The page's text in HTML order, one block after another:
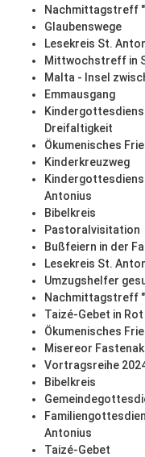
Nachmittagstreff
Glaubenswege
Lesekreis St.
Mittwochstreff in
Malta - Insel
Emmausgang
Dreifaltigkeit
Ökumenisches
Kinderkreuzweg
Antonius
Bibelkreis
Pastoralvisitation
Bußfeiern in der
Lesekreis St.
Umzugshelfer
Nachmittagstreff
Taizé-Gebet in Rot
Ökumenisches
Misereor
Vortragsreihe
Bibelkreis
Antonius
Taizé-Gebet